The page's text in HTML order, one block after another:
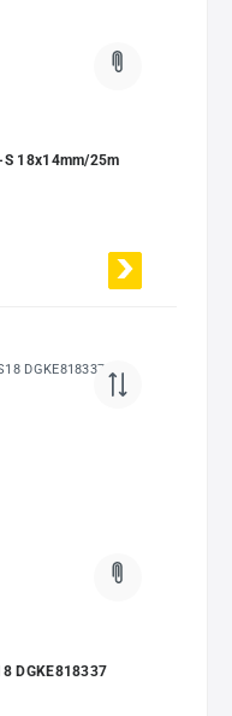
18x14mm/25m
DGKE818337